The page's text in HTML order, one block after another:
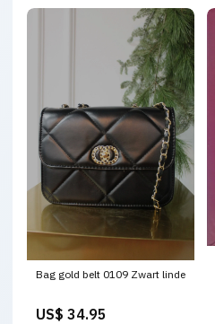
Bag gold belt 0109 Zwart linde
US$ 34.95